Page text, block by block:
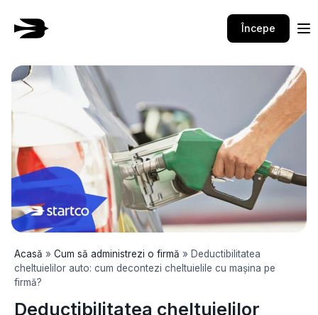
content
Începe
Acasă » Cum să administrezi o firmă » Deductibilitatea
cheltuielilor auto: cum decontezi cheltuielile cu mașina pe
firmă?
Deductibilitatea cheltuielilor